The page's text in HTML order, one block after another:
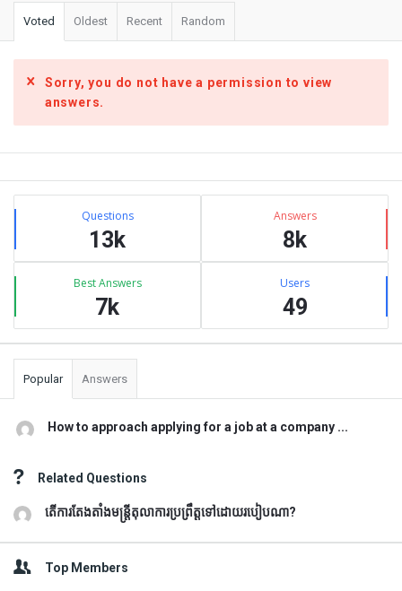
Voted Oldest Recent Random
Sorry, you do not have a permission to view
answers.
Sidebar
Stats Questions
13k
Answers
8k
Best Answers
7k
Users
49
Popular Answers
How to approach applying for a job at a company ...
Related Questions
តើការតែងតាំងមន្រ្តីតុលាការប្រព្រឹត្តទៅដោយរបៀបណា?
Top Members